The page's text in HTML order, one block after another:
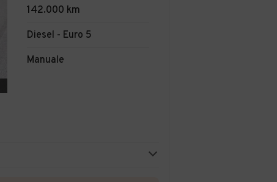
142.000 km
Diesel - Euro 5
Manuale